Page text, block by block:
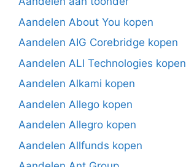
Aandelen About You kopen
Aandelen AIG Corebridge kopen
Aandelen ALI Technologies kopen
Aandelen Alkami kopen
Aandelen Allego kopen
Aandelen Allegro kopen
Aandelen Allfunds kopen